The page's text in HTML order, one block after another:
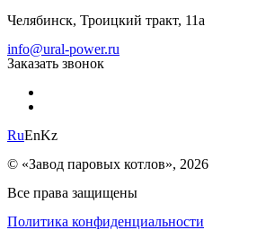
Челябинск, Троицкий тракт, 11а
info@ural-power.ru
Заказать звонок
RuEnKz
© «Завод паровых котлов», 2026
Все права защищены
Политика конфиденциальности